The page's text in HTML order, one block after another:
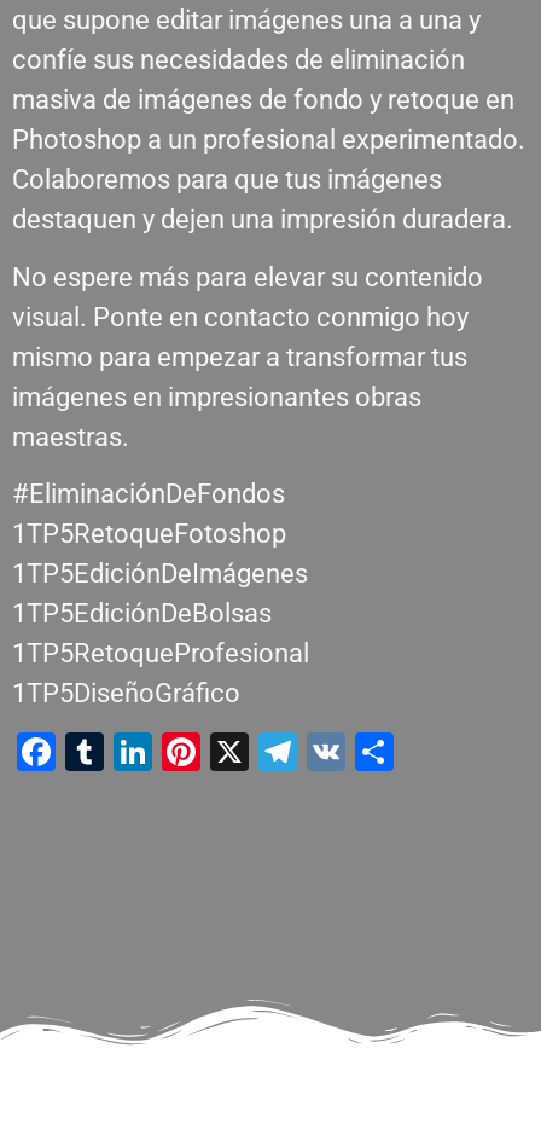
que supone editar imágenes una a una y
confíe sus necesidades de eliminación
masiva de imágenes de fondo y retoque en
Photoshop a un profesional experimentado.
Colaboremos para que tus imágenes
destaquen y dejen una impresión duradera.
No espere más para elevar su contenido
visual. Ponte en contacto conmigo hoy
mismo para empezar a transformar tus
imágenes en impresionantes obras
maestras.
#EliminaciónDeFondos
1TP5RetoqueFotoshop
1TP5EdiciónDeImágenes
1TP5EdiciónDeBolsas
1TP5RetoqueProfesional
1TP5DiseñoGráfico
Facebook
Tumblr
LinkedIn
Pinterest
X Telegram
VK